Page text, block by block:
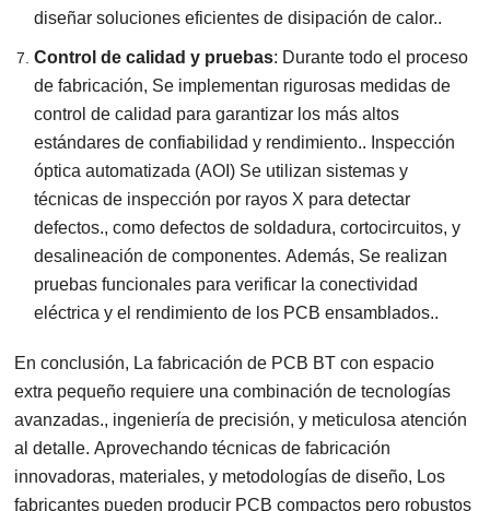
diseñar soluciones eficientes de disipación de calor..
Control de calidad y pruebas: Durante todo el proceso
de fabricación, Se implementan rigurosas medidas de
control de calidad para garantizar los más altos
estándares de confiabilidad y rendimiento.. Inspección
óptica automatizada (AOI) Se utilizan sistemas y
técnicas de inspección por rayos X para detectar
defectos., como defectos de soldadura, cortocircuitos, y
desalineación de componentes. Además, Se realizan
pruebas funcionales para verificar la conectividad
eléctrica y el rendimiento de los PCB ensamblados..
En conclusión, La fabricación de PCB BT con espacio
extra pequeño requiere una combinación de tecnologías
avanzadas., ingeniería de precisión, y meticulosa atención
al detalle. Aprovechando técnicas de fabricación
innovadoras, materiales, y metodologías de diseño, Los
fabricantes pueden producir PCB compactos pero robustos